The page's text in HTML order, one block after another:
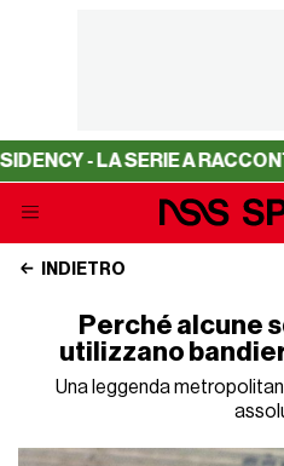
- LA SERIE A RACCONTATA
INDIETRO
Perché alcune
utilizzano
Una leggenda